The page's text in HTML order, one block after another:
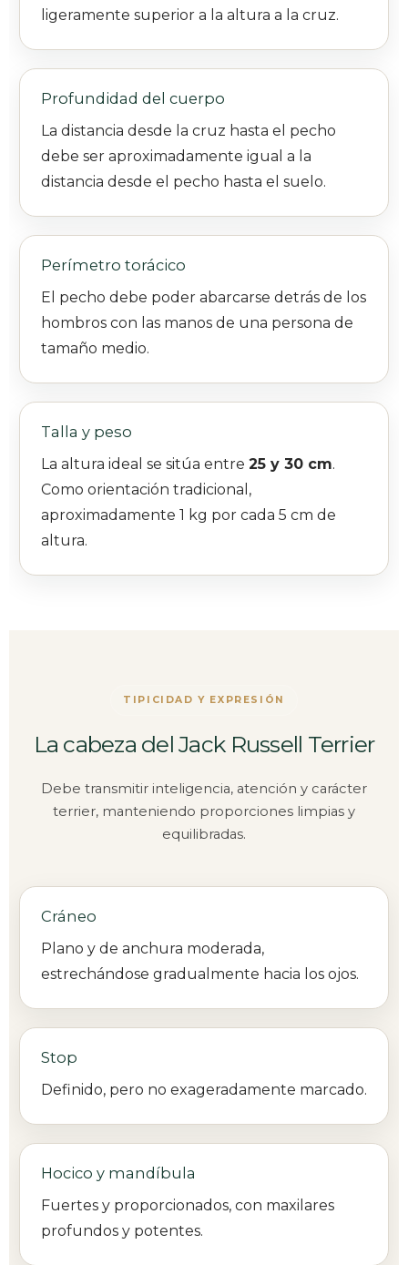
ligeramente superior a la altura a la cruz.
Profundidad del cuerpo
La distancia desde la cruz hasta el pecho
debe ser aproximadamente igual a la
distancia desde el pecho hasta el suelo.
Perímetro torácico
El pecho debe poder abarcarse detrás de los
hombros con las manos de una persona de
tamaño medio.
Talla y peso
La altura ideal se sitúa entre 25 y 30 cm.
Como orientación tradicional,
aproximadamente 1 kg por cada 5 cm de
altura.
TIPICIDAD Y EXPRESIÓN
La cabeza del Jack Russell Terrier
Debe transmitir inteligencia, atención y carácter
terrier, manteniendo proporciones limpias y
equilibradas.
Cráneo
Plano y de anchura moderada,
estrechándose gradualmente hacia los ojos.
Stop
Definido, pero no exageradamente marcado.
Hocico y mandíbula
Fuertes y proporcionados, con maxilares
profundos y potentes.